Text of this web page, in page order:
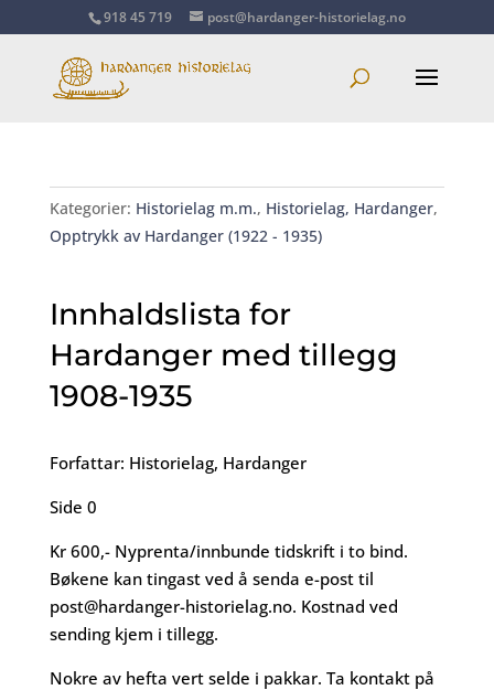
918 45 719 post@hardanger-historielag.no
Kategorier: Historielag m.m., Historielag, Hardanger,
Opptrykk av Hardanger (1922 - 1935)
Innhaldslista for
Hardanger med tillegg
1908-1935
Forfattar: Historielag, Hardanger
Side 0
Kr 600,- Nyprenta/innbunde tidskrift i to bind.
Bøkene kan tingast ved å senda e-post til
post@hardanger-historielag.no. Kostnad ved
sending kjem i tillegg.
Nokre av hefta vert selde i pakkar. Ta kontakt på